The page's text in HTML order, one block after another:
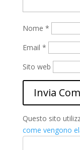
Nome *
Email *
Sito web
Questo sito
come vengono